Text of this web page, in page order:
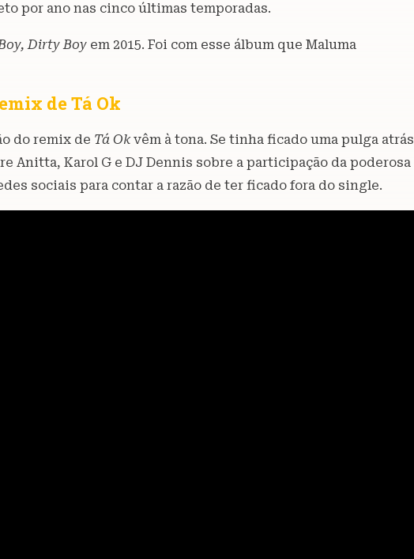
por ano nas cinco últimas temporadas.
Dirty Boy em 2015. Foi com esse álbum que Maluma
de Tá Ok
do remix de Tá Okvêm à tona. Se tinha ficado uma pulga atrás
Anitta, Karol G e DJ Dennis sobre a participação da poderosa
sociais para contar a razão de ter ficado fora do single.